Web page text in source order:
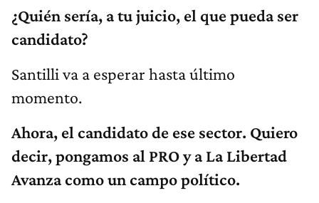
¿Quién sería, a tu juicio, el que pueda ser
candidato?
Santilli va a esperar hasta último
momento.
Ahora, el candidato de ese sector. Quiero
decir, pongamos al PRO y a La Libertad
Avanza como un campo político.